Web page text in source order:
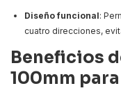
Diseño funcional:
cuatro direcciones,
Beneficios
100mm